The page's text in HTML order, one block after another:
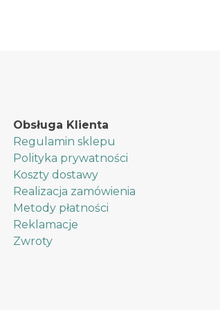
Obsługa Klienta
Regulamin sklepu
Polityka prywatności
Koszty dostawy
Realizacja zamówienia
Metody płatności
Reklamacje
Zwroty